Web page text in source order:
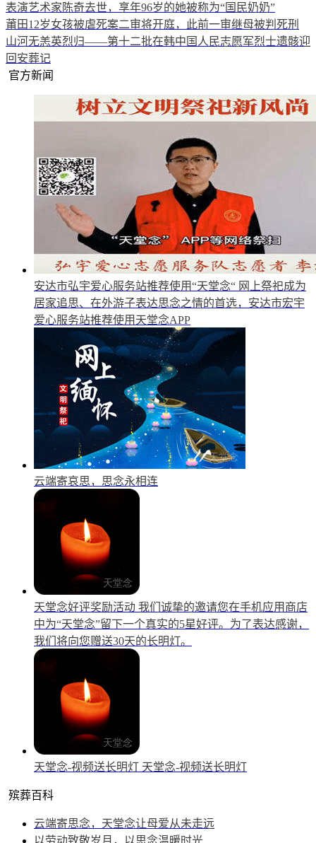
表演艺术家陈奇去世，享年96岁的她被称为“国民奶奶”
莆田12岁女孩被虐死案二审将开庭，此前一审继母被判死刑
山河无恙英烈归——第十二批在韩中国人民志愿军烈士遗骸迎
回安葬记
官方新闻
安达市弘宇爱心服务站推荐使用“天堂念“ 网上祭祀成为
居家追思、在外游子表达思念之情的首选，安达市宏宇
爱心服务站推荐使用天堂念APP
云端寄哀思，思念永相连
天堂念好评奖励活动 我们诚挚的邀请您在手机应用商店
中为“天堂念”留下一个真实的5星好评。为了表达感谢，
我们将向您赠送30天的长明灯。
天堂念-视频送长明灯 天堂念-视频送长明灯
殡葬百科
云端寄思念，天堂念让母爱从未走远
以劳动致敬岁月，以思念温暖时光